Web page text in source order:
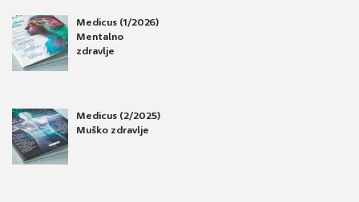
Medicus (1/2026)
Mentalno
zdravlje
Medicus (2/2025)
Muško zdravlje